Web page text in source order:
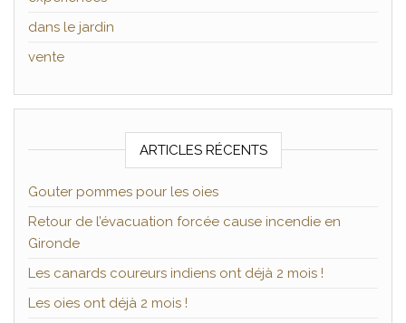
dans le jardin
vente
ARTICLES RÉCENTS
Gouter pommes pour les oies
Retour de l’évacuation forcée cause incendie en
Gironde
Les canards coureurs indiens ont déjà 2 mois !
Les oies ont déjà 2 mois !